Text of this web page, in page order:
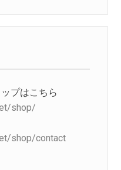
プはこちら
shop/
shop/contact